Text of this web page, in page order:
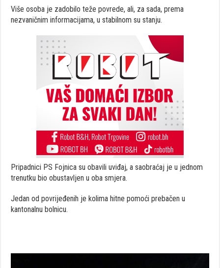
Više osoba je zadobilo teže povrede, ali, za sada, prema
nezvaničnim informacijama, u stabilnom su stanju.
Pripadnici PS Fojnica su obavili uviđaj, a saobraćaj je u jednom
trenutku bio obustavljen u oba smjera.
Jedan od povrijeđenih je kolima hitne pomoći prebačen u
kantonalnu bolnicu.